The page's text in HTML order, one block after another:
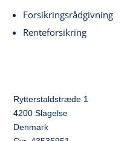
Forsikringsrådgivning
Renteforsikring
Rytterstaldstræde 1
4200 Slagelse
Denmark